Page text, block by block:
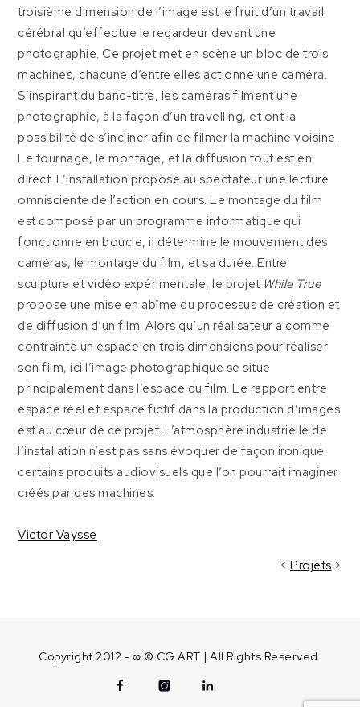
troisième dimension de l’image est le fruit d’un travail
cérébral qu’effectue le regardeur devant une
photographie. Ce projet met en scène un bloc de trois
machines, chacune d’entre elles actionne une caméra.
S’inspirant du banc-titre, les caméras filment une
photographie, à la façon d’un travelling, et ont la
possibilité de s’incliner afin de filmer la machine voisine.
Le tournage, le montage, et la diffusion tout est en
direct. L’installation propose au spectateur une lecture
omnisciente de l’action en cours. Le montage du film
est composé par un programme informatique qui
fonctionne en boucle, il détermine le mouvement des
caméras, le montage du film, et sa durée. Entre
sculpture et vidéo expérimentale, le projet While True
propose une mise en abîme du processus de création et
de diffusion d’un film. Alors qu’un réalisateur a comme
contrainte un espace en trois dimensions pour réaliser
son film, ici l’image photographique se situe
principalement dans l’espace du film. Le rapport entre
espace réel et espace fictif dans la production d’images
est au cœur de ce projet. L’atmosphère industrielle de
l’installation n’est pas sans évoquer de façon ironique
certains produits audiovisuels que l’on pourrait imaginer
créés par des machines.
Victor Vaysse
<Projets >
Copyright 2012 - ∞ © CG.ART | All Rights Reserved.
FacebookInstagramLinkedin